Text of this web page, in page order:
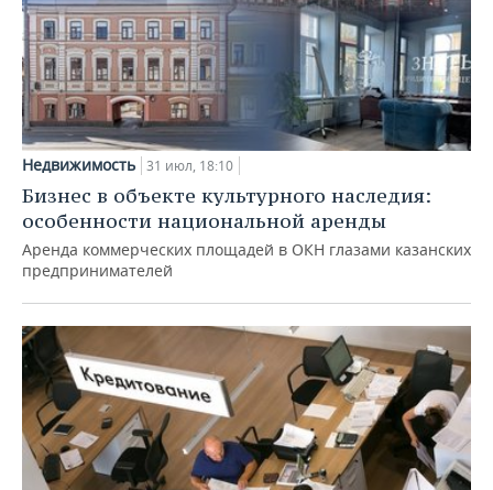
Недвижимость 31 июл, 18:10
Бизнес в объекте культурного наследия:
особенности национальной аренды
Аренда коммерческих площадей в ОКН глазами казанских
предпринимателей